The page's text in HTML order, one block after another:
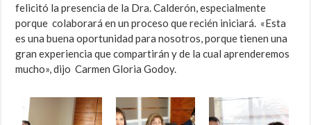
felicitó la presencia de la Dra. Calderón, especialmente
porque colaborará en un proceso que recién iniciará. «Esta
es una buena oportunidad para nosotros, porque tienen una
gran experiencia que compartirán y de la cual aprenderemos
mucho», dijo Carmen Gloria Godoy.